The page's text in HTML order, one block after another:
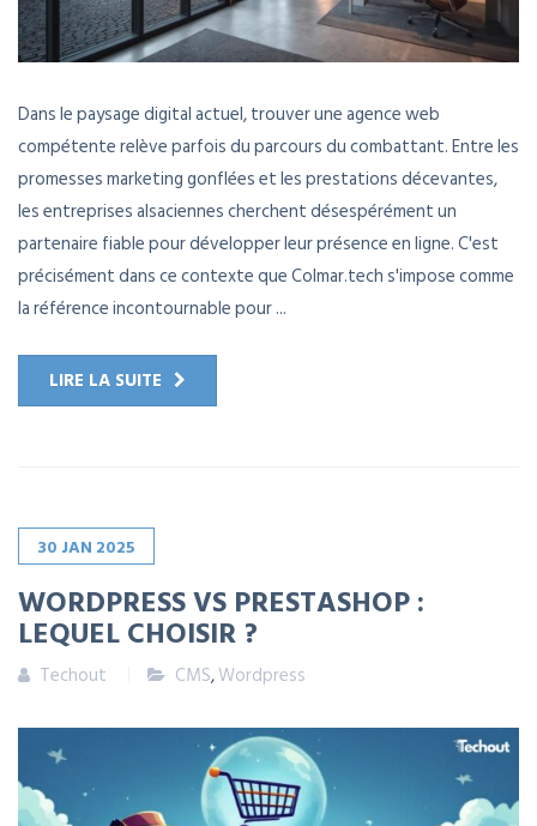
Dans le paysage digital actuel, trouver une agence web
compétente relève parfois du parcours du combattant. Entre les
promesses marketing gonflées et les prestations décevantes,
les entreprises alsaciennes cherchent désespérément un
partenaire fiable pour développer leur présence en ligne. C'est
précisément dans ce contexte que Colmar.tech s'impose comme
la référence incontournable pour ...
LIRE LA SUITE
30 JAN 2025
WORDPRESS VS PRESTASHOP :
LEQUEL CHOISIR ?
Techout CMS,Wordpress